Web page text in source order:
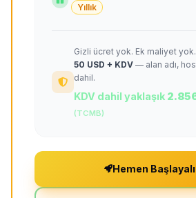
Yıllık
Gizli ücret yok. Ek maliyet
50 USD + KDV — alan adı,
dahil.
KDV dahil yaklaşık
(TCMB)
Hemen